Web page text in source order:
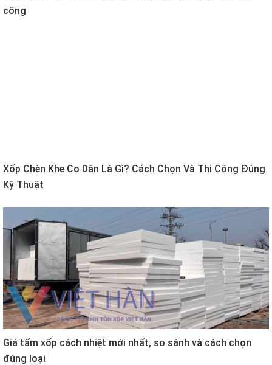
công
Xốp Chèn Khe Co Dãn Là Gì? Cách Chọn Và Thi Công Đúng
Kỹ Thuật
Giá tấm xốp cách nhiệt mới nhất, so sánh và cách chọn
đúng loại